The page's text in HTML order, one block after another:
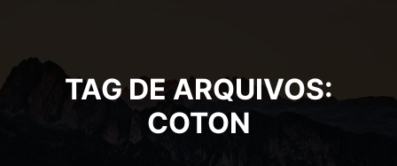
TAG DE ARQUIVOS:
COTON